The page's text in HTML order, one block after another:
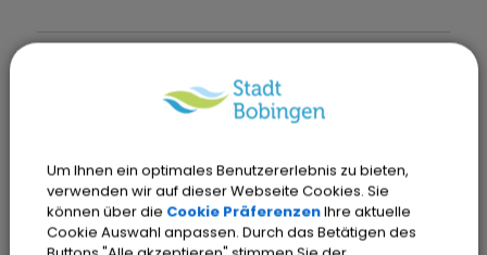
Hartmann Wohnbau GmbH
BOBINGEN
Hausmeisterservice Krasniqi
Um Ihnen ein optimales Benutzererlebnis zu bieten,
verwenden wir auf dieser Webseite Cookies. Sie
können über die Cookie PräferenzenIhre aktuelle
Cookie Auswahl anpassen. Durch das Betätigen des